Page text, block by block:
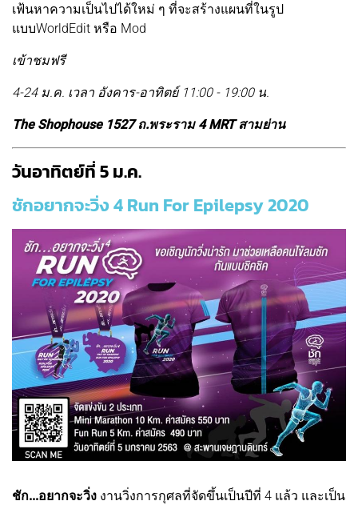
เฟ้นหาความเป็นไปได้ใหม่ ๆ ที่จะสร้างแผนที่ในรูป
แบบWorldEdit หรือ Mod
เข้าชมฟรี
4-24 ม.ค. เวลา อังคาร-อาทิตย์ 11:00 - 19:00 น.
The Shophouse 1527 ถ.พระราม 4 MRT สามย่าน
วันอาทิตย์ที่ 5 ม.ค.
ชักอยากจะวิ่ง 4 Run For Epilepsy 2020
ชัก...อยากจะวิ่ง งานวิ่งการกุศลที่จัดขึ้นเป็นปีที่ 4 แล้ว และเป็น